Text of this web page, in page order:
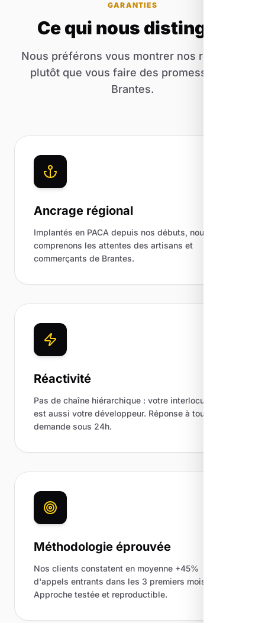
GARANTIES
Ce qui nous distingue
Nous préférons vous montrer nos résultats
plutôt que vous faire des promesses de
Brantes.
Ancrage régional
Implantés en PACA depuis nos débuts, nous
comprenons les attentes des artisans et
commerçants de Brantes.
Réactivité
Pas de chaîne hiérarchique : votre interlocuteur
est aussi votre développeur. Réponse à toute
demande sous 24h.
Méthodologie éprouvée
Nos clients constatent en moyenne +45%
d'appels entrants dans les 3 premiers mois.
Approche testée et reproductible.